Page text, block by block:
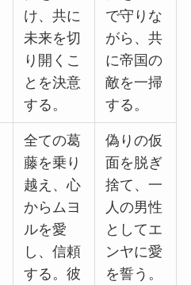
け、共に
未来を切
り開くこ
とを決意
する。
で守りな
がら、共
に帝国の
敵を一掃
する。
全ての葛
藤を乗り
越え、心
からムヨ
ルを愛
し、信頼
する。彼
偽りの仮
面を脱ぎ
捨て、一
人の男性
としてエ
ンヤに愛
を誓う。